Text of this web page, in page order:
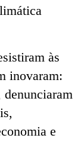
às
inovaram:
e